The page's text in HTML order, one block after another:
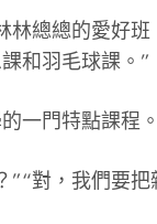
林總總的愛好
和羽毛球課。”
一門特點課程
”“對，我們要